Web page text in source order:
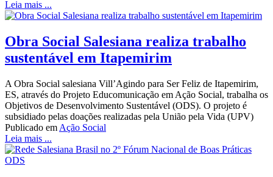
Leia mais ...
Obra Social Salesiana realiza trabalho
sustentável em Itapemirim
A Obra Social salesiana Vill’Agindo para Ser Feliz de Itapemirim,
ES, através do Projeto Educomunicação em Ação Social, trabalha os
Objetivos de Desenvolvimento Sustentável (ODS). O projeto é
subsidiado pelas doações realizadas pela União pela Vida (UPV)
Publicado em Ação Social
Leia mais ...